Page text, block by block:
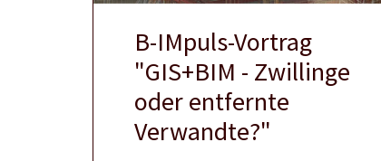
B-IMpuls-Vortrag
"GIS+BIM - Zwillinge
oder entfernte
Verwandte?"